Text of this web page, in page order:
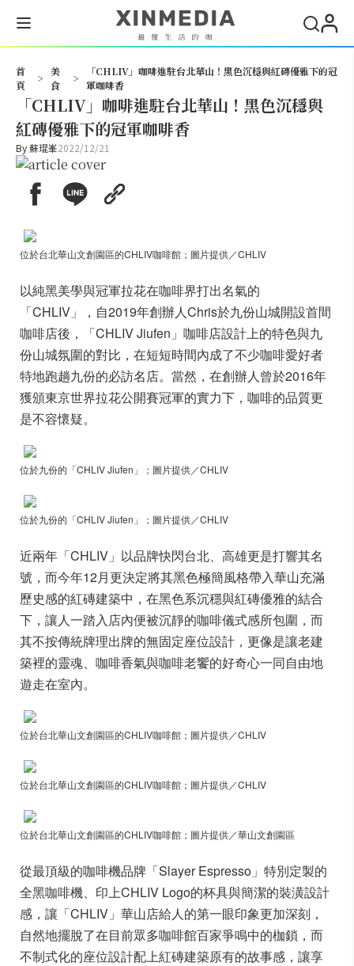
首
頁
>
美
食
>
「CHLIV」咖啡進駐台北華山！黑色沉穩與紅磚優雅下的冠
軍咖啡香
「CHLIV」咖啡進駐台北華山！黑色沉穩與
紅磚優雅下的冠軍咖啡香
By蘇琨峯2022/12/21
位於台北華山文創園區的CHLIV咖啡館；圖片提供／CHLIV
以純黑美學與冠軍拉花在咖啡界打出名氣的
「CHLIV」，自2019年創辦人Chris於九份山城開設首間
咖啡店後，「CHLIV Jiufen」咖啡店設計上的特色與九
份山城氛圍的對比，在短短時間內成了不少咖啡愛好者
特地跑趟九份的必訪名店。當然，在創辦人曾於2016年
獲頒東京世界拉花公開賽冠軍的實力下，咖啡的品質更
是不容懷疑。
位於九份的「CHLIV Jiufen」；圖片提供／CHLIV
位於九份的「CHLIV Jiufen」；圖片提供／CHLIV
近兩年「CHLIV」以品牌快閃台北、高雄更是打響其名
號，而今年12月更決定將其黑色極簡風格帶入華山充滿
歷史感的紅磚建築中，在黑色系沉穩與紅磚優雅的結合
下，讓人一踏入店內便被沉靜的咖啡儀式感所包圍，而
其不按傳統牌理出牌的無固定座位設計，更像是讓老建
築裡的靈魂、咖啡香氣與咖啡老饗的好奇心一同自由地
遊走在室內。
位於台北華山文創園區的CHLIV咖啡館；圖片提供／CHLIV
位於台北華山文創園區的CHLIV咖啡館；圖片提供／CHLIV
位於台北華山文創園區的CHLIV咖啡館；圖片提供／華山文創園區
從最頂級的咖啡機品牌「Slayer Espresso」特別定製的
全黑咖啡機、印上CHLIV Logo的杯具與簡潔的裝潢設計
感，讓「CHLIV」華山店給人的第一眼印象更加深刻，
自然地擺脫了在目前眾多咖啡館百家爭鳴中的枷鎖，而
不制式化的座位設計配上紅磚建築原有的故事感，讓享